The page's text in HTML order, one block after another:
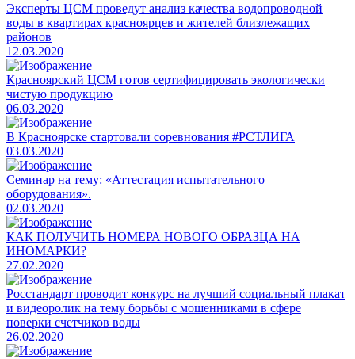
Эксперты ЦСМ проведут анализ качества водопроводной
воды в квартирах красноярцев и жителей близлежащих
районов
12.03.2020
Красноярский ЦСМ готов сертифицировать экологически
чистую продукцию
06.03.2020
В Красноярске стартовали соревнования #РСТЛИГА
03.03.2020
Семинар на тему: «Аттестация испытательного
оборудования».
02.03.2020
КАК ПОЛУЧИТЬ НОМЕРА НОВОГО ОБРАЗЦА НА
ИНОМАРКИ?
27.02.2020
Росстандарт проводит конкурс на лучший социальный плакат
и видеоролик на тему борьбы с мошенниками в сфере
поверки счетчиков воды
26.02.2020